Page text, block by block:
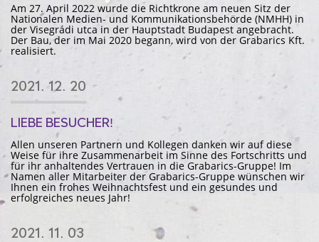
Am 27. April 2022 wurde die Richtkrone am neuen Sitz der
Nationalen Medien- und Kommunikationsbehörde (NMHH) in
der Visegrádi utca in der Hauptstadt Budapest angebracht.
Der Bau, der im Mai 2020 begann, wird von der Grabarics Kft.
realisiert.
2021. 12. 20
LIEBE BESUCHER!
Allen unseren Partnern und Kollegen danken wir auf diese
Weise für ihre Zusammenarbeit im Sinne des Fortschritts und
für ihr anhaltendes Vertrauen in die Grabarics-Gruppe! Im
Namen aller Mitarbeiter der Grabarics-Gruppe wünschen wir
Ihnen ein frohes Weihnachtsfest und ein gesundes und
erfolgreiches neues Jahr!
2021. 11. 03